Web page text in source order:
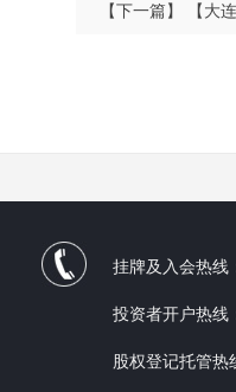
【下一篇】 【大
挂牌及入会热线
投资者开户热线
股权登记托管热